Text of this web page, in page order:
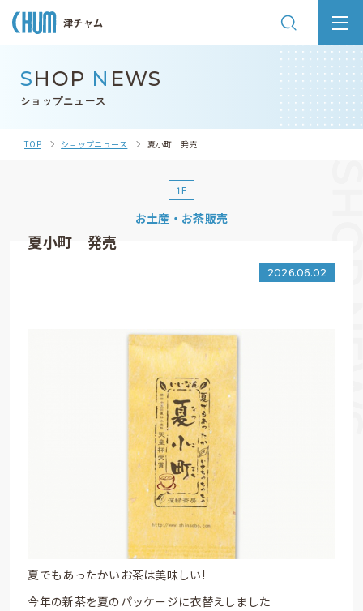
津チャム
SHOP N EWS
ショップニュース
TOP ショップニュース 夏小町 発売
1F
お土産・お茶販売
夏小町 発売
2026.06.02
夏でもあったかいお茶は美味しい!
今年の新茶を夏のパッケージに衣替えしました